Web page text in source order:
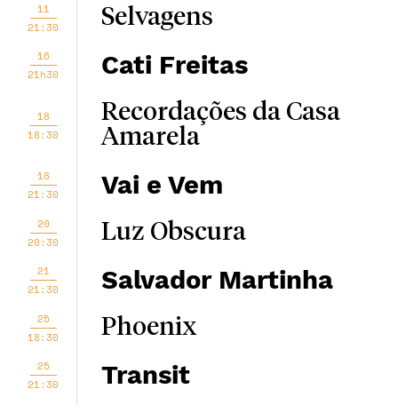
11
21:30
Selvagens
16
21h30
Cati Freitas
18
18:30
Recordações da Casa
Amarela
18
21:30
Vai e Vem
20
20:30
Luz Obscura
21
21:30
Salvador Martinha
25
18:30
Phoenix
25
21:30
Transit